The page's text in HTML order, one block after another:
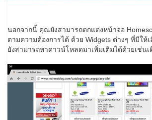
นอกจากนี้ คุณยังสามารถตกแต่งหน้าจอ
ตามความต้องการได้ ด้วย Widgets ต่างๆ ที่มีให้
ยังสามารถหาดาวน์โหลดมาเพิ่มเติมได้ด้วยเช่น